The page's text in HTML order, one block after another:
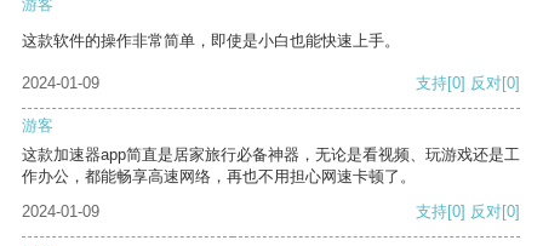
游客
这款软件的操作非常简单，即使是小白也能快速上手。
2024-01-09 支持[0] 反对[0]
游客
这款加速器app简直是居家旅行必备神器，无论是看视频、玩游戏还是工
作办公，都能畅享高速网络，再也不用担心网速卡顿了。
2024-01-09
支持[0] 反对[0]